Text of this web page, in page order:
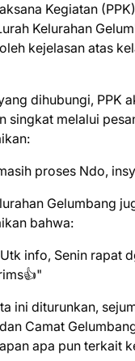
Kegiatan
Kelurahan
kejelasan atas
dihubungi, PPK
singkat melalui
proses Ndo,
Gelumbang
bahwa:
info, Senin rapat
ini diturunkan,
Camat
apa pun terkait